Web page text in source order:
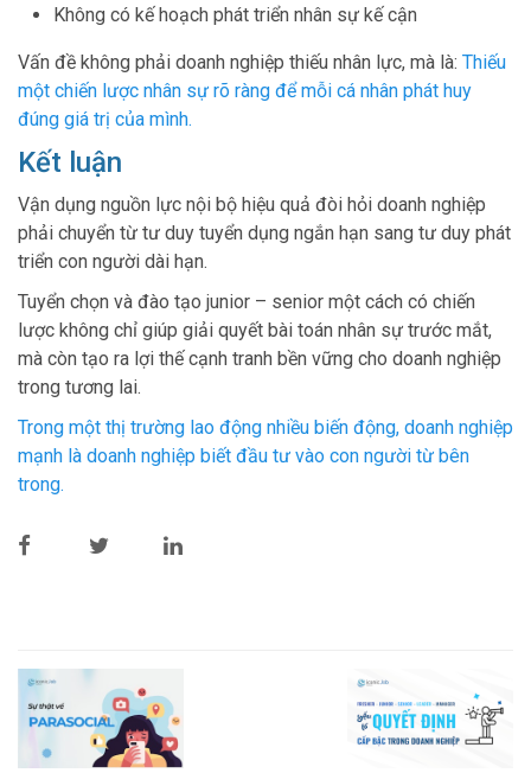
Không có kế hoạch phát triển nhân sự kế cận
Vấn đề không phải doanh nghiệp thiếu nhân lực, mà là: Thiếu
một chiến lược nhân sự rõ ràng để mỗi cá nhân phát huy
đúng giá trị của mình.
Kết luận
Vận dụng nguồn lực nội bộ hiệu quả đòi hỏi doanh nghiệp
phải chuyển từ tư duy tuyển dụng ngắn hạn sang tư duy phát
triển con người dài hạn.
Tuyển chọn và đào tạo junior – senior một cách có chiến
lược không chỉ giúp giải quyết bài toán nhân sự trước mắt,
mà còn tạo ra lợi thế cạnh tranh bền vững cho doanh nghiệp
trong tương lai.
Trong một thị trường lao động nhiều biến động, doanh nghiệp
mạnh là doanh nghiệp biết đầu tư vào con người từ bên
trong.